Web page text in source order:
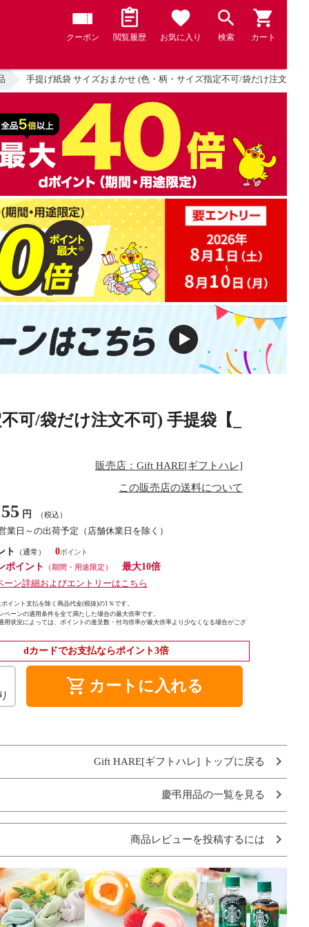
クーポン 閲覧履歴 お気に入り 検索 カート
手提げ紙袋 サイズおまかせ (色・柄・サイズ指定不可/袋だけ注文不可
可/袋だけ注文不可) 手提袋【_
販売店：Gift HARE[ギフトハレ]
この販売店の送料について
55 円 （税込）
業日～の出荷予定（店舗休業日を除く）
ト
（通常）
0
ポイント
（期間・用途限定）
最大10倍
ーン詳細およびエントリーはこちら
イント支払を除く商品代金(税抜)の1％です。
ペーンの適用条件を全て満たした場合の最大倍率です。
用状況によっては、ポイントの進呈数・付与倍率が最大倍率より少なくなる場合がござ
dカードでお支払ならポイント3倍
shopping_cart カートに入れる
Gift HARE[ギフトハレ] トップに戻る
慶弔用品の一覧を見る
商品レビューを投稿するには